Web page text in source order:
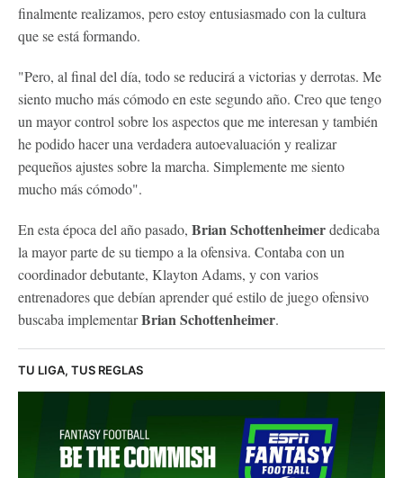
finalmente realizamos, pero estoy entusiasmado con la cultura
que se está formando.
"Pero, al final del día, todo se reducirá a victorias y derrotas. Me
siento mucho más cómodo en este segundo año. Creo que tengo
un mayor control sobre los aspectos que me interesan y también
he podido hacer una verdadera autoevaluación y realizar
pequeños ajustes sobre la marcha. Simplemente me siento
mucho más cómodo".
En esta época del año pasado, Brian Schottenheimerdedicaba
la mayor parte de su tiempo a la ofensiva. Contaba con un
coordinador debutante, Klayton Adams, y con varios
entrenadores que debían aprender qué estilo de juego ofensivo
buscaba implementarBrian Schottenheimer.
TU LIGA, TUS REGLAS